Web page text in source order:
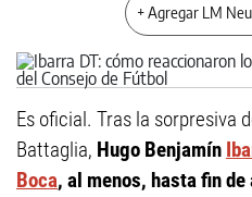
+ Agregar LM
Es oficial. Tras la sorpresiva
Battaglia, Hugo Benjamín
Boca, al menos, hasta fin de